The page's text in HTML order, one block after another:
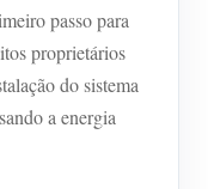
passo para
proprietários
do sistema
a energia